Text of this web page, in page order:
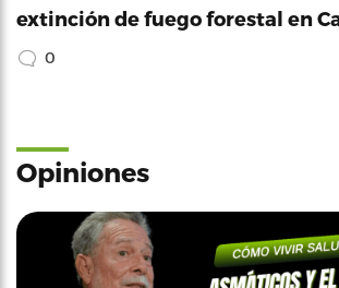
extinción de fuego forestal en
0
Opiniones